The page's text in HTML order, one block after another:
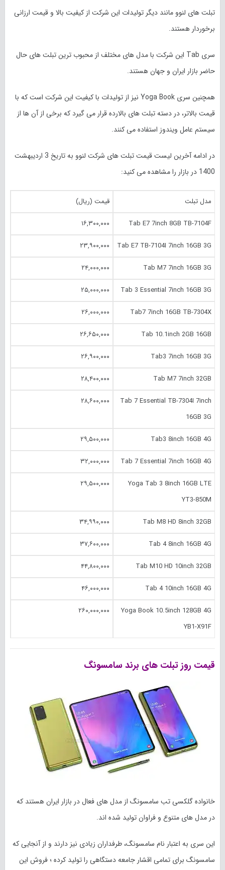
تبلت های لنوو مانند دیگر تولیدات این شرکت از کیفیت بالا و قیمت ارزانی
برخوردار هستند.
سری Tab این شرکت با مدل های مختلف از محبوب ترین تبلت های حال
حاضر بازار ایران و جهان هستند.
همچنین سری Yoga Book نیز از تولیدات با کیفیت این شرکت است که با
قیمت بالاتر، در دسته تبلت های بالارده قرار می گیرد که برخی از آن ها از
سیستم عامل ویندوز استفاده می کنند.
در ادامه آخرین لیست قیمت تبلت های شرکت لنوو به تاریخ 3 اردیبهشت
1400 در بازار را مشاهده می کنید:
مدل تبلت قیمت (ریال)
Tab E7 7inch 8GB TB-7104F ۱۶,۳۰۰,۰۰۰
Tab E7 TB-7104I 7inch 16GB 3G ۲۳,۹۰۰,۰۰۰
Tab M7 7inch 16GB 3G ۲۴,۰۰۰,۰۰۰
Tab 3 Essential 7inch 16GB 3G ۲۵,۰۰۰,۰۰۰
Tab7 7inch 16GB TB-7304X ۲۶,۰۰۰,۰۰۰
Tab 10.‎1inch 2GB 16GB ۲۶,۶۵۰,۰۰۰
Tab3 7inch 16GB 3G ۲۶,۹۰۰,۰۰۰
Tab M7 7inch 32GB ۲۸,۴۰۰,۰۰۰
Tab 7 Essential TB-7304I 7inch
16GB 3G
۲۸,۶۰۰,۰۰۰
Tab3 8inch 16GB 4G ۲۹,۵۰۰,۰۰۰
Tab 7 Essential 7inch 16GB 4G ۳۲,۰۰۰,۰۰۰
Yoga Tab 3 8inch 16GB LTE
YT3-850M
۲۹,۵۰۰,۰۰۰
Tab M8 HD 8inch 32GB ۳۴,۹۹۰,۰۰۰
Tab 4 8inch 16GB 4G ۳۷,۶۰۰,۰۰۰
Tab M10 HD 10inch 32GB ۴۴,۸۰۰,۰۰۰
Tab 4 10inch 16GB 4G ۴۶,۰۰۰,۰۰۰
Yoga Book 10.‎5inch 128GB 4G
YB1-X91F
۲۶۰,۰۰۰,۰۰۰
قیمت روز تبلت های برند سامسونگ
خانواده گلکسی تب سامسونگ از مدل های فعال در بازار ایران هستند که
در مدل های متنوع و فراوان تولید شده اند.
این سری به اعتبار نام سامسونگ، طرفداران زیادی نیز دارند و از آنجایی که
سامسونگ برای تمامی اقشار جامعه دستگاهی را تولید کرده ؛ فروش این